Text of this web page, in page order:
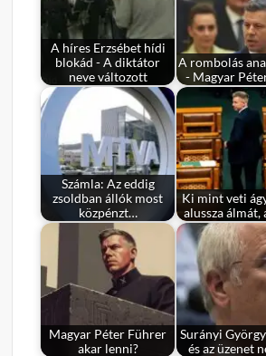
A híres Erzsébet hídi
blokád - A diktátor
neve változott
A rombolás
- Magyar
Számla: Az eddig
zsoldban állók most
közpénzt…
Ki mint veti
alussza álmát,
Magyar Péter Führer
akar lenni?
Surányi
és az üzenet